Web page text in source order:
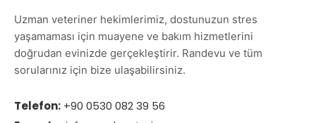
Uzman veteriner hekimlerimiz, dostunuzun stres
yaşamaması için muayene ve bakım hizmetlerini
doğrudan evinizde gerçekleştirir. Randevu ve tüm
sorularınız için bize ulaşabilirsiniz.
Telefon: +90 0530 082 39 56